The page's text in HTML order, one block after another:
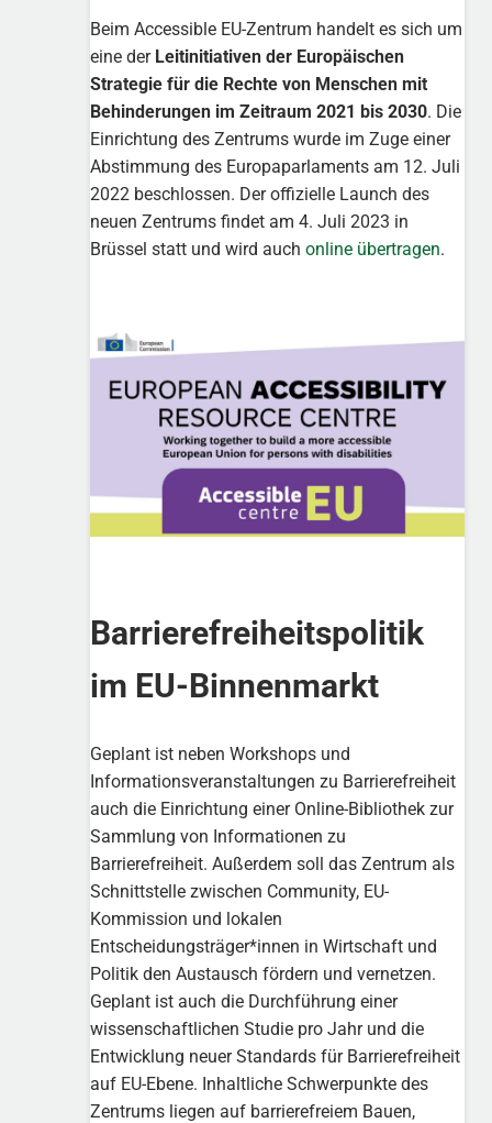
Beim Accessible EU-Zentrum handelt es sich um
eine der Leitinitiativen der Europäischen
Strategie für die Rechte von Menschen mit
Behinderungen im Zeitraum 2021 bis 2030. Die
Einrichtung des Zentrums wurde im Zuge einer
Abstimmung des Europaparlaments am 12. Juli
2022 beschlossen. Der offizielle Launch des
neuen Zentrums findet am 4. Juli 2023 in
Brüssel statt und wird auchonline übertragen.
Barrierefreiheitspolitik
im EU-Binnenmarkt
Geplant ist neben Workshops und
Informationsveranstaltungen zu Barrierefreiheit
auch die Einrichtung einer Online-Bibliothek zur
Sammlung von Informationen zu
Barrierefreiheit. Außerdem soll das Zentrum als
Schnittstelle zwischen Community, EU-
Kommission und lokalen
Entscheidungsträger*innen in Wirtschaft und
Politik den Austausch fördern und vernetzen.
Geplant ist auch die Durchführung einer
wissenschaftlichen Studie pro Jahr und die
Entwicklung neuer Standards für Barrierefreiheit
auf EU-Ebene. Inhaltliche Schwerpunkte des
Zentrums liegen auf barrierefreiem Bauen,